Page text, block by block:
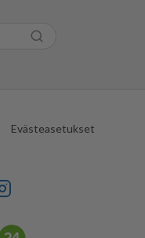
Evästeasetukset